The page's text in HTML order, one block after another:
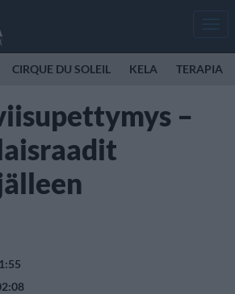
CIRQUE DU SOLEIL KELA TERAPIA
–